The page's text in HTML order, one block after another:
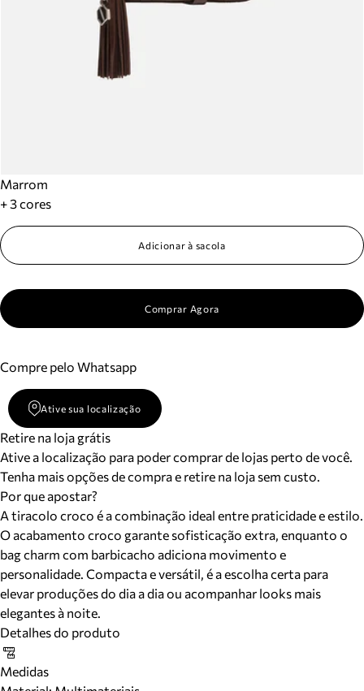
Marrom
+ 3 cores
Adicionar à sacola
Comprar Agora
Compre pelo Whatsapp
Ative sua localização
Retire na loja grátis
Ative a localização para poder comprar de lojas perto de você.
Tenha mais opções de compra e retire na loja sem custo.
Por que apostar?
A tiracolo croco é a combinação ideal entre praticidade e estilo.
O acabamento croco garante sofisticação extra, enquanto o
bag charm com barbicacho adiciona movimento e
personalidade. Compacta e versátil, é a escolha certa para
elevar produções do dia a dia ou acompanhar looks mais
elegantes à noite.
Detalhes do produto
Medidas